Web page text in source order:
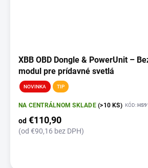
XBB OBD Dongle & PowerUnit –
modul pre prídavné svetlá
NOVINKA TIP
NA CENTRÁLNOM SKLADE(>10 KS) KÓD:
od €110,90
(od €90,16 bez DPH)